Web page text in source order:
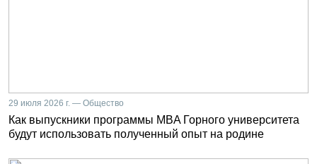
29 июля 2026 г. — Общество
Как выпускники программы MBA Горного университета
будут использовать полученный опыт на родине